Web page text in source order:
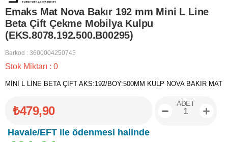
Emaks Mat Nova Bakır 192 mm Mini L Line
Beta Çift Çekme Mobilya Kulpu
(EKS.8078.192.500.B00295)
Barkod : 3600004250745
Stok Miktarı : 0
MİNİ L LİNE BETA ÇİFT AKS:192/BOY:500MM KULP NOVA BAKIR MAT
₺479,90
Havale/EFT ile ödenmesi halinde
ADET